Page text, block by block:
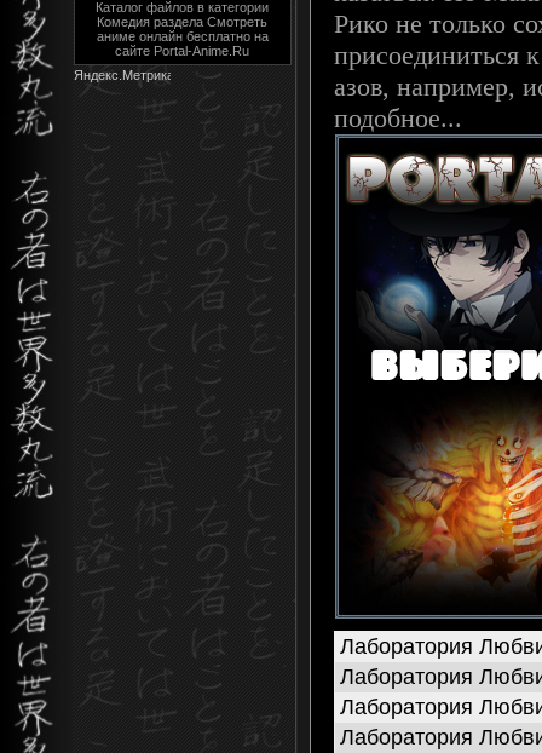
Каталог файлов в категории
Комедия раздела Cмотреть
аниме онлайн бесплатно на
сайте Portal-Anime.Ru
Рико не только
присоединиться
азов, например,
подобное...
Лаборатория
Лаборатория
Лаборатория
Лаборатория